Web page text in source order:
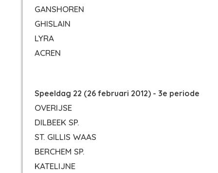
GANSHOREN
GHISLAIN
LYRA
ACREN
Speeldag 22 (26 februari 2012) - 3e periode
OVERIJSE
DILBEEK SP.
ST. GILLIS WAAS
BERCHEM SP.
KATELIJNE